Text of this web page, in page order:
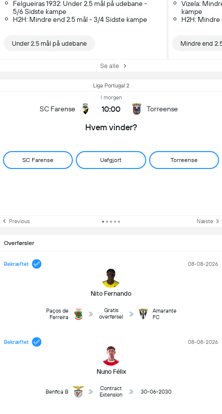
Felgueiras 1932: Under 2.5 mål på udebane -
5/6 Sidste kampe
H2H: Mindre end 2.5 mål - 3/4 Sidste kampe
Under 2.5 mål på udebane
Vizela:
kampe
H2H: Mindre
Mindre end
Se alle
Liga Portugal 2
SC Farense
I morgen
10:00 Torreense
Hvem vinder?
SC Farense Uafgjort Torreense
Previous Næste
Overførsler
Bekræftet
Nito Fernando
08-08-2026
Paços de
Ferreira
Gratis
overførsel
Amarante
FC
Bekræftet
Nuno Félix
08-08-2026
Benfica B
Contract
Extension
30-06-2030